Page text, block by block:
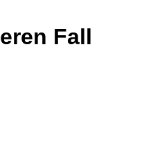
Fall